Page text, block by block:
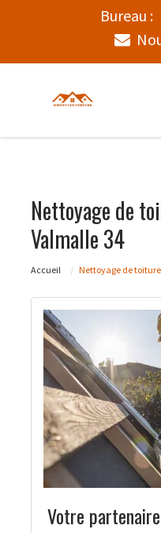
Bureau :
Nettoyage de
Valmalle 34
Accueil Nettoyage de
Votre